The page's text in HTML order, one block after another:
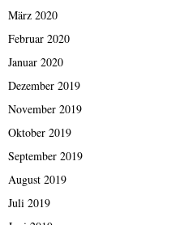
März 2020
Februar 2020
Januar 2020
Dezember 2019
November 2019
Oktober 2019
September 2019
August 2019
Juli 2019